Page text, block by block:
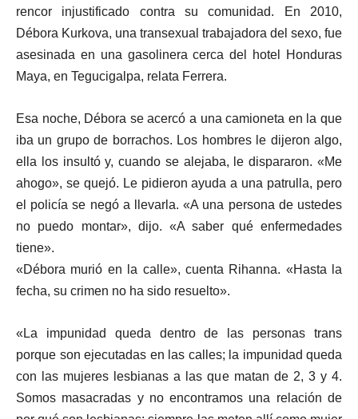
rencor injustificado contra su comunidad. En 2010,
Débora Kurkova, una transexual trabajadora del sexo, fue
asesinada en una gasolinera cerca del hotel Honduras
Maya, en Tegucigalpa, relata Ferrera.
Esa noche, Débora se acercó a una camioneta en la que
iba un grupo de borrachos. Los hombres le dijeron algo,
ella los insultó y, cuando se alejaba, le dispararon. «Me
ahogo», se quejó. Le pidieron ayuda a una patrulla, pero
el policía se negó a llevarla. «A una persona de ustedes
no puedo montar», dijo. «A saber qué enfermedades
tiene».
«Débora murió en la calle», cuenta Rihanna. «Hasta la
fecha, su crimen no ha sido resuelto».
«La impunidad queda dentro de las personas trans
porque son ejecutadas en las calles; la impunidad queda
con las mujeres lesbianas a las que matan de 2, 3 y 4.
Somos masacradas y no encontramos una relación de